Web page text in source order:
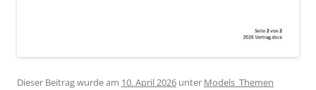
Dieser Beitrag wurde am 10. April 2026 unter Models_Themen